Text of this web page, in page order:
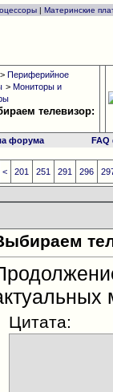
| Материнские
> Периферийное
> Мониторы и
телевизор:
форума
< 201 251 291 296
Цитата: